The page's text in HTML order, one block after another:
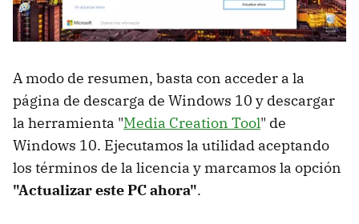
A modo de resumen, basta con acceder a la
página de descarga de Windows 10 y descargar
la herramienta "Media Creation Tool" de
Windows 10. Ejecutamos la utilidad aceptando
los términos de la licencia y marcamos la opción
"Actualizar este PC ahora".